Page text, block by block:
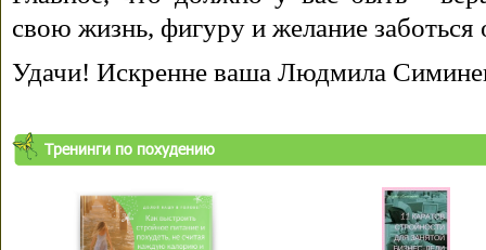
свою жизнь, фигуру и желание заботься
Удачи! Искренне ваша Людмила
Тренинги по похудению